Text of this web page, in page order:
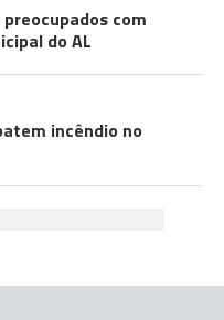
com
do AL
incêndio no